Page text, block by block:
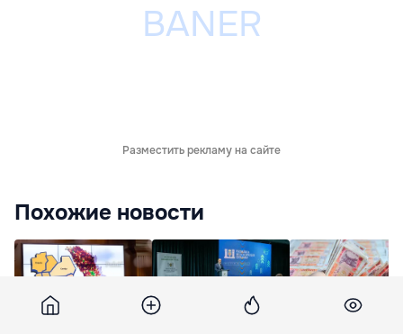
Разместить рекламу на сайте
Похожие новости